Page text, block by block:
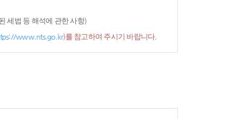
세법 등 해석에 관한 사항)
www.nts.go.kr)를 참고하여 주시기 바랍니다.